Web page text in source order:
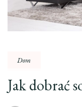
Dom
Jak dobrać